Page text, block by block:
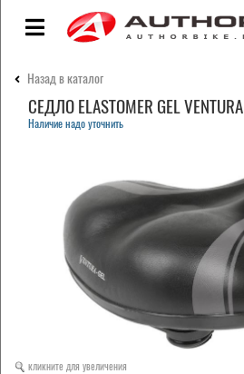
Назад в каталог
СЕДЛО ELASTOMER GEL VENTURA
Наличие надо уточнить
кликните для увеличения